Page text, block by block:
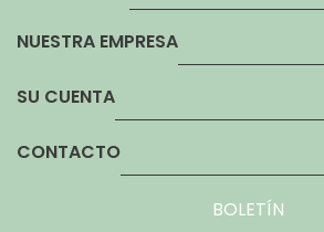
NUESTRA EMPRESA
SU CUENTA
CONTACTO
BOLETÍN